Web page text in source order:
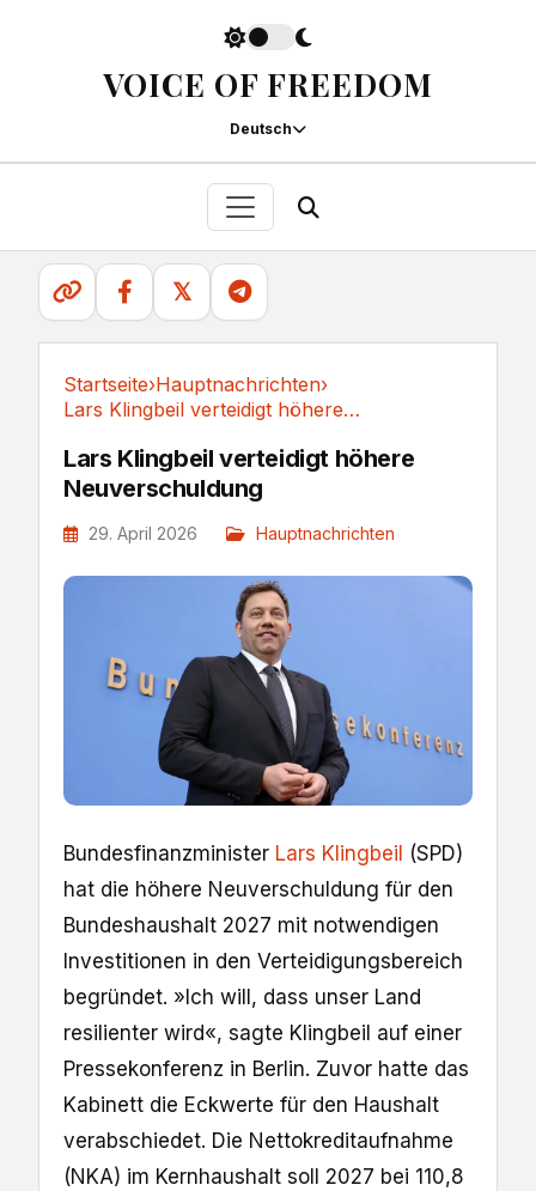
VOICE OF FREEDOM
Deutsch
𝕏
Startseite›Hauptnachrichten›
Lars Klingbeil verteidigt höhere Neuverschuldung
Lars Klingbeil verteidigt höhere
Neuverschuldung
29. April 2026 Hauptnachrichten
Bundesfinanzminister Lars Klingbeil (SPD)
hat die höhere Neuverschuldung für den
Bundeshaushalt 2027 mit notwendigen
Investitionen in den Verteidigungsbereich
begründet. »Ich will, dass unser Land
resilienter wird«, sagte Klingbeil auf einer
Pressekonferenz in Berlin. Zuvor hatte das
Kabinett die Eckwerte für den Haushalt
verabschiedet. Die Nettokreditaufnahme
(NKA) im Kernhaushalt soll 2027 bei 110,8